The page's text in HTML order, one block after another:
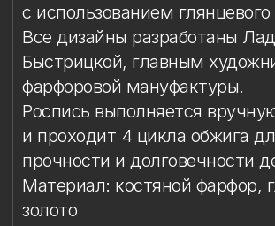
Объём чашки: 165 мл
Высота чашки: 7,7 см
Диаметр блюдца: 12,1 см
Комплект: 1 кофейная пара в
упаковке
Упаковка
Особый уход
Упаковка
Подарочная упаковка входит